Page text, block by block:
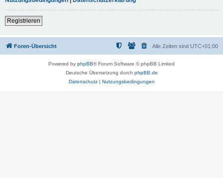
Registrieren
Foren-Übersicht Alle Zeiten sind UTC+01:00
Powered by phpBB® Forum Software © phpBB Limited
Deutsche Übersetzung durch phpBB.de
Datenschutz| Nutzungsbedingungen